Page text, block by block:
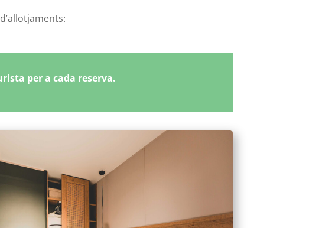
per a cada reserva.